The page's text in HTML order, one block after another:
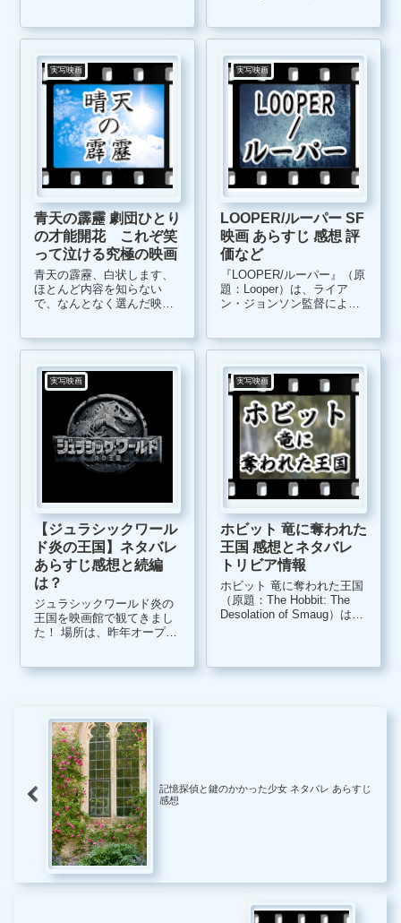
実話をベースにしたフィク
らモナコ王室へと嫁...
品です。 主人公の記者ミカ
エ...
実写映画
青天の霹靂 劇団ひとり
の才能開花 これぞ笑
って泣ける究極の映画
青天の霹靂、白状します、
ほとんど内容を知らない
で、なんとなく選んだ映画
供の頃に戻るのか？ 本当に
何も知らなかったのです。
結果、充実した...
実写映画
LOOPER/ルーパー SF
映画 あらすじ 感想 評
価など
『LOOPER/ルーパー』（原
題：Looper）は、ライア
ン・ジョンソン監督による
き起こした作品なので、ご
紹介です。 ＜LOOPER...
実写映画
【ジュラシックワール
ド炎の王国】ネタバレ
あらすじ感想と続編
は？
ジュラシックワールド炎の
王国を映画館で観てきまし
た！ 場所は、昨年オープン
ックパークの最新作という
んどが私と同じ、...
実写映画
ホビット 竜に奪われた
王国 感想とネタバレ
トリビア情報
ホビット 竜に奪われた王国
（原題：The Hobbit: The
Desolation of Smaug）は、
ーズ3部作の第2弾の作品で
記憶探偵と鍵のかかった少女 ネタバレ あらすじ
感想